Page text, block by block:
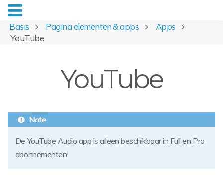
Basis Pagina elementen & apps
Apps
YouTube
YouTube
De YouTube Audio app is alleen beschikbaar in Full en Pro
abonnementen.